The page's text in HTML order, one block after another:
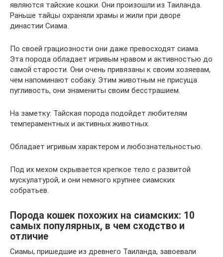
являются тайские кошки. Они произошли из Таиланда.
Раньше тайцы охраняли храмы и жили при дворе
династии Сиама.
По своей грациозности они даже превосходят сиама.
Эта порода обладает игривым нравом и активностью до
самой старости. Они очень привязаны к своим хозяевам,
чем напоминают собаку. Этим животным не присуща
пугливость, они знамениты своим бесстрашием.
На заметку: Тайская порода подойдет любителям
темпераментных и активных животных.
Обладает игривым характером и любознательностью.
Под их мехом скрывается крепкое тело с развитой
мускулатурой, и они немного крупнее сиамских
собратьев.
Порода кошек похожих на сиамских: 10
самых популярных, в чем сходство и
отличие
Сиамы, пришедшие из древнего Таиланда, завоевали